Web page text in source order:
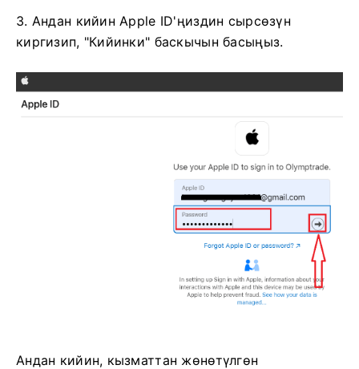
3. Андан кийин Apple ID'ңиздин сырсөзүн
киргизип, "Кийинки" баскычын басыңыз.
Андан кийин, кызматтан жөнөтүлгөн